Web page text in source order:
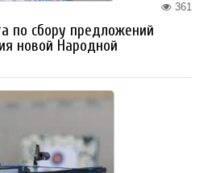
361
по сбору предложений
новой Народной